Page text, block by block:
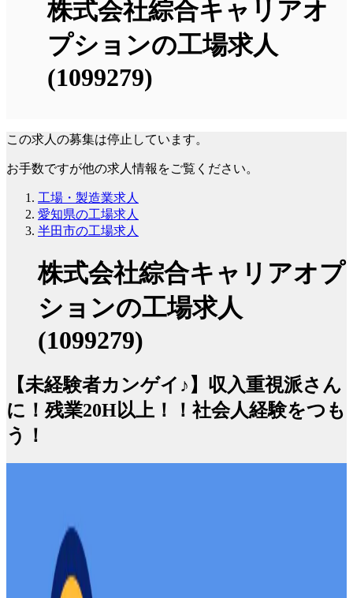
株式会社綜合キャリアオ
プションの工場求人
(1099279)
この求人の募集は停止しています。
お手数ですが他の求人情報をご覧ください。
工場・製造業求人
愛知県の工場求人
半田市の工場求人
株式会社綜合キャリアオプ
ションの工場求人
(1099279)
【未経験者カンゲイ♪】収入重視派さん
に！残業20H以上！！社会人経験をつも
う！